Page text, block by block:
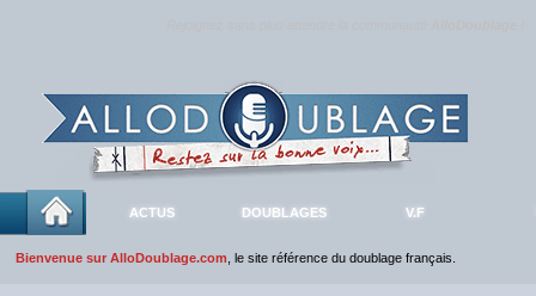
ACTUS DOUBLAGES V.F
Bienvenue sur AlloDoublage.com , le site référence du doublage français.